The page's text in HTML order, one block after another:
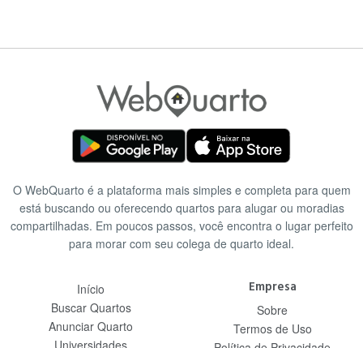
O WebQuarto é a plataforma mais simples e completa para quem
está buscando ou oferecendo quartos para alugar ou moradias
compartilhadas. Em poucos passos, você encontra o lugar perfeito
para morar com seu colega de quarto ideal.
Início
Buscar Quartos
Anunciar Quarto
Universidades
Empresa
Sobre
Termos de Uso